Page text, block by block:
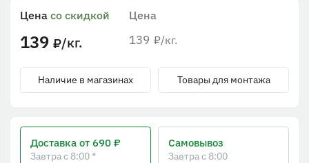
Цена
139 ₽/кг.
Цена со скидкой
139 ₽/кг.
Наличие в магазинах Товары для монтажа
Доставка от 690 ₽
Завтра с 8:00 *
Самовывоз
Завтра с 8:00